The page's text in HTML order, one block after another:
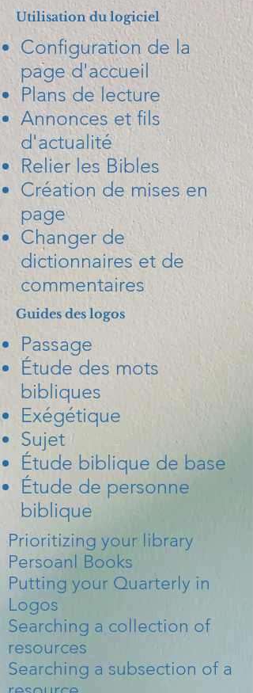
Utilisation du logiciel
Configuration de la
page d'accueil
Plans de lecture
Annonces et fils
d'actualité
Relier les Bibles
Création de mises en
page
Changer de
dictionnaires et de
commentaires
Guides des logos
Passage
Étude des mots
bibliques
Exégétique
Sujet
Étude biblique de base
Étude de personne
biblique
Prioritizing your library
Persoanl Books
Putting your Quarterly in
Logos
Searching a collection of
resources
Searching a subsection of a